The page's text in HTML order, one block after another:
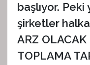
başlıyor.
şirketler
ARZ OLACAK
TOPLAMA